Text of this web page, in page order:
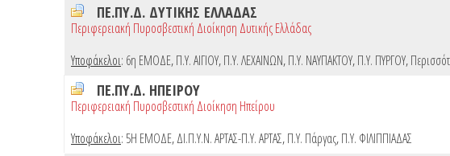
ΠΕ.ΠΥ.Δ. ΔΥΤΙΚΗΣ ΕΛΛΑΔΑΣ
Περιφερειακή Πυροσβεστική Διοίκηση Δυτικής Ελλάδας
Υποφάκελοι: 6η ΕΜΟΔΕ,Π.Υ. ΑΙΓΙΟΥ,Π.Υ. ΛΕΧΑΙΝΩΝ,Π.Υ. ΝΑΥΠΑΚΤΟΥ,Π.Υ. ΠΥΡΓΟΥ,
ΠΕ.ΠΥ.Δ. ΗΠΕΙΡΟΥ
Περιφερειακή Πυροσβεστική Διοίκηση Ηπείρου
Υποφάκελοι: 5Η ΕΜΟΔΕ,ΔΙ.Π.Υ.Ν. ΑΡΤΑΣ-Π.Υ. ΑΡΤΑΣ,Π.Υ. Πάργας,Π.Υ. ΦΙΛΙΠΠΙΑΔΑΣ